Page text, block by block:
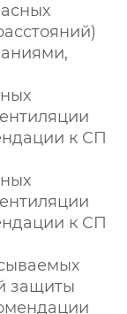
к СП
к СП
защиты